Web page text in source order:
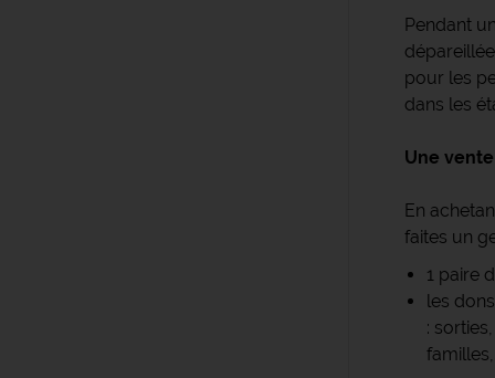
Pendant
pour les
dans les
Une
En
faites un
1 paire
les
: